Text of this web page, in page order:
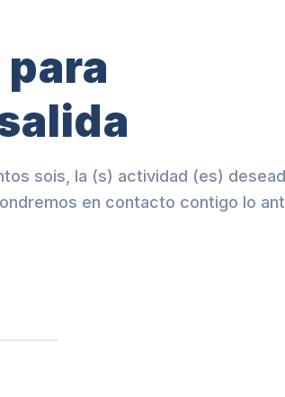
sois, la (s) actividad (es)
en contacto contigo lo